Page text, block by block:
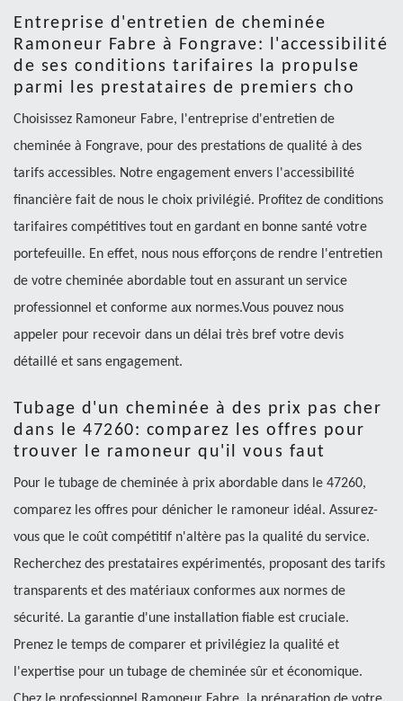
Entreprise d'entretien de cheminée
Ramoneur Fabre à Fongrave: l'accessibilité
de ses conditions tarifaires la propulse
parmi les prestataires de premiers cho
Choisissez Ramoneur Fabre, l'entreprise d'entretien de
cheminée à Fongrave, pour des prestations de qualité à des
tarifs accessibles. Notre engagement envers l'accessibilité
financière fait de nous le choix privilégié. Profitez de conditions
tarifaires compétitives tout en gardant en bonne santé votre
portefeuille. En effet, nous nous efforçons de rendre l'entretien
de votre cheminée abordable tout en assurant un service
professionnel et conforme aux normes.Vous pouvez nous
appeler pour recevoir dans un délai très bref votre devis
détaillé et sans engagement.
Tubage d'un cheminée à des prix pas cher
dans le 47260: comparez les offres pour
trouver le ramoneur qu'il vous faut
Pour le tubage de cheminée à prix abordable dans le 47260,
comparez les offres pour dénicher le ramoneur idéal. Assurez-
vous que le coût compétitif n'altère pas la qualité du service.
Recherchez des prestataires expérimentés, proposant des tarifs
transparents et des matériaux conformes aux normes de
sécurité. La garantie d'une installation fiable est cruciale.
Prenez le temps de comparer et privilégiez la qualité et
l'expertise pour un tubage de cheminée sûr et économique.